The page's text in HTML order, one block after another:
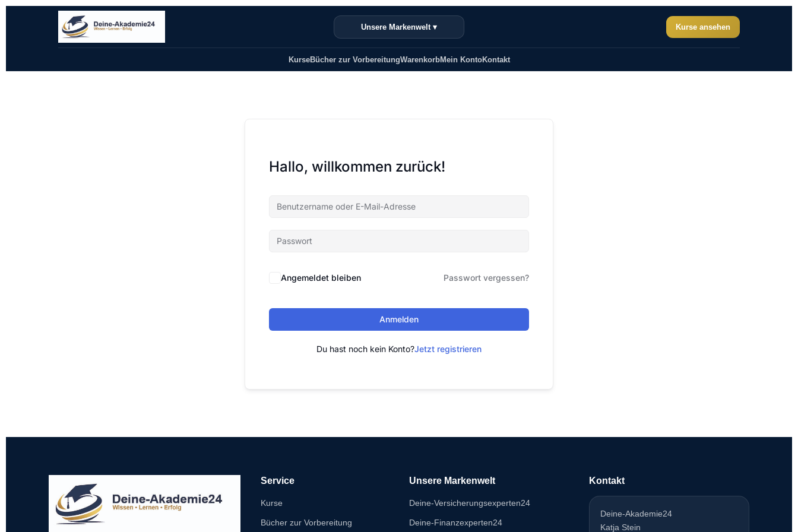
Unsere Markenwelt ▾ Kurse ansehen
KurseBücher zur VorbereitungWarenkorbMein KontoKontakt
Hallo, willkommen zurück!
Angemeldet bleiben Passwort vergessen?
Anmelden
Du hast noch kein Konto?Jetzt registrieren
Service
Kurse
Bücher zur Vorbereitung
Unsere Markenwelt
Deine-Versicherungsexperten24
Deine-Finanzexperten24
Kontakt
Deine-Akademie24
Katja Stein